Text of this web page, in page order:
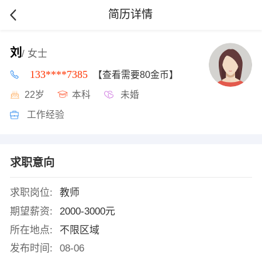
简历详情
刘 / 女士
133****7385 【查看需要80金币】
22岁 本科 未婚
工作经验
求职意向
求职岗位:
教师
期望薪资:
2000-3000元
所在地点:
不限区域
发布时间:
08-06